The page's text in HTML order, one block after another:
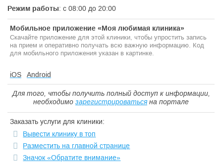
Режим работы: с 08:00 до 20:00
Мобильное приложение «Моя любимая клиника»
Скачайте приложение для этой клиники, чтобы упростить запись
на прием и оперативно получать всю важную информацию. Код
для мобильного приложения указан в картинке.
iOS Android
Для того, чтобы получить полный доступ к информации,
необходимо зарегистрироватьсяна портале
Заказать услуги для клиники:
Вывести клинику в топ
Разместить на главной странице
Значок «Обратите внимание»